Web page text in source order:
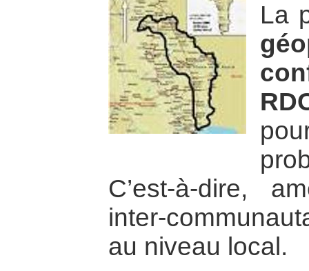
La
C’est-à-dire,
inter-
au niveau local.